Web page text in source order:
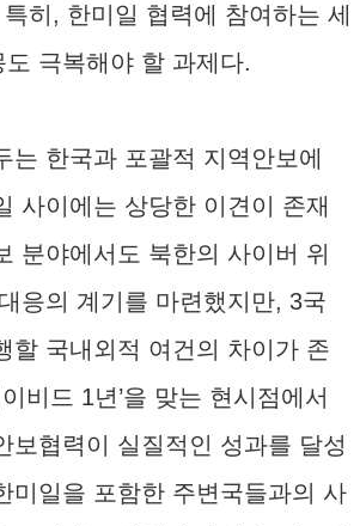
히, 한미일 협력에 참여하는 세
극복해야 할 과제다.
는 한국과 포괄적 지역안보에
사이에는 상당한 이견이 존재
분야에서도 북한의 사이버 위
응의 계기를 마련했지만, 3국
할 국내외적 여건의 차이가 존
비드 1년’을 맞는 현시점에서
보협력이 실질적인 성과를 달성
미일을 포함한 주변국들과의 사